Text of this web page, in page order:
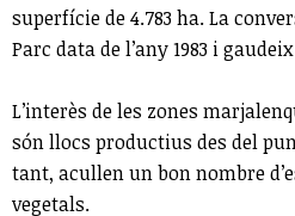
superfície de 4.783 ha. La
Parc data de l’any 1983 i
L’interès de les zones
són llocs productius des del
tant, acullen un bon nombre
vegetals.